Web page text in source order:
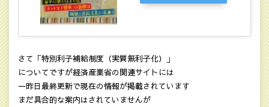
さて「特別利子補給制度（実質無利子化）」
についてですが経済産業省の関連サイトには
一昨日最終更新で現在の情報が掲載されています
まだ具合的な案内はされていませんが